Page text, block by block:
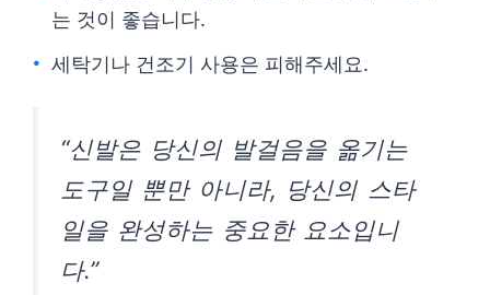
는 것이 좋습니다.
세탁기나 건조기 사용은 피해주세요.
“신발은 당신의 발걸음을 옮기는
도구일 뿐만 아니라, 당신의 스타
일을 완성하는 중요한 요소입니
다.”